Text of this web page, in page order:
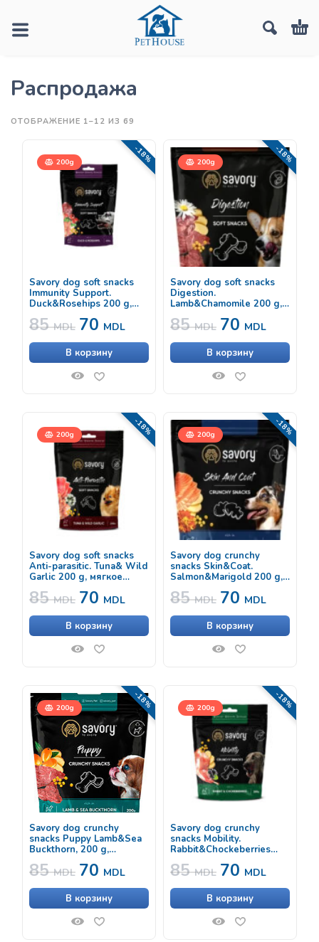
Распродажа
ОТОБРАЖЕНИЕ 1–12 ИЗ 69
200g -18%
Savory dog soft snacks
Immunity Support.
Duck&Rosehips 200 g,
укрепления иммунитета
шиповником
85MDL 70 MDL
В корзину
200g -18%
Savory dog soft snacks
Digestion.
Lamb&Chamomile 200 g,
ягненком и ромашкой
пищеварения у собак
85MDL 70 MDL
В корзину
200g -18%
Savory dog soft snacks
Anti-parasitic. Tuna& Wild
Garlic 200 g, мягкое
диким чесноком, с
эффектом для собак
85MDL 70 MDL
В корзину
200g -18%
Savory dog crunchy
snacks Skin&Coat.
Salmon&Marigold 200 g,
лососем и бархатцами
85MDL 70 MDL
В корзину
200g -18%
Savory dog crunchy
snacks Puppy Lamb&Sea
Buckthorn, 200 g,
ягненком и облепихой
85MDL 70 MDL
В корзину
200g -18%
Savory dog crunchy
snacks Mobility.
Rabbit&Chockeberries
собак с кроликом и
85MDL 70 MDL
В корзину